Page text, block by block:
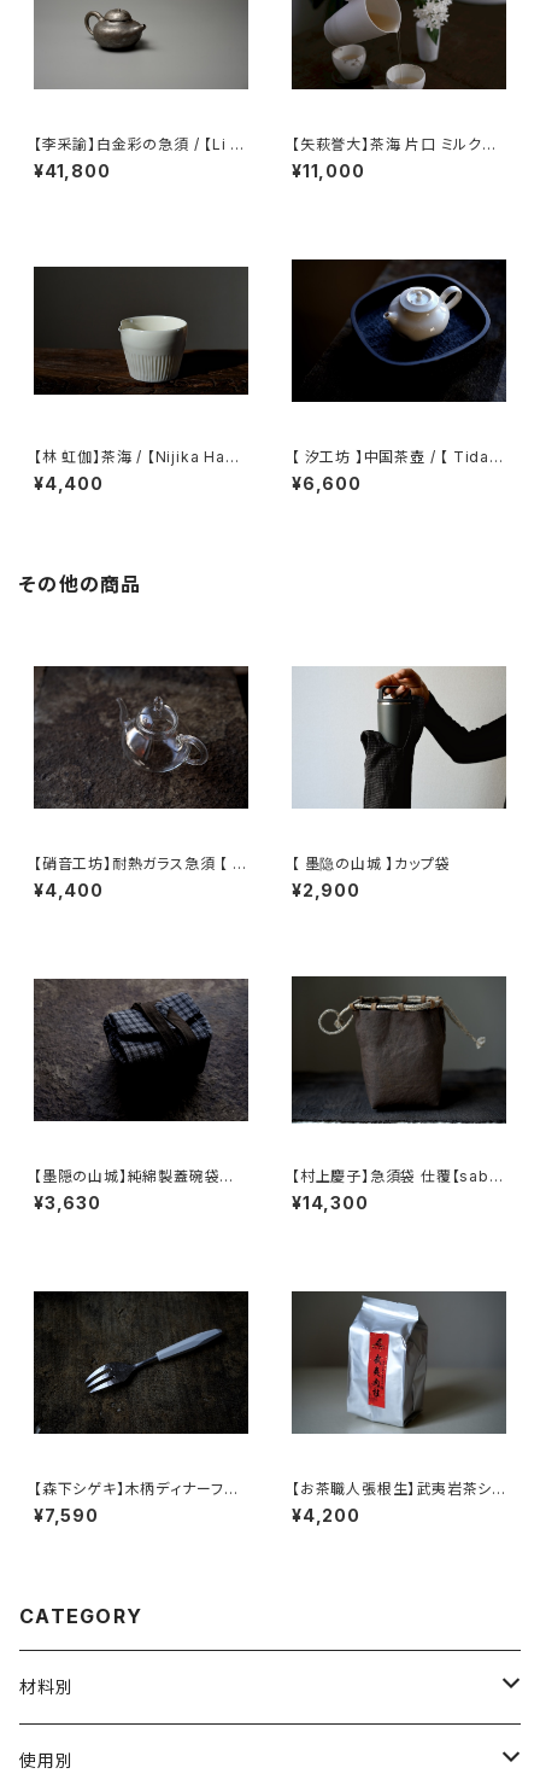
【李采諭】白金彩の急須 / 【Li C
aiyu】Platinum Decoration t
eapot
¥41,800
【矢萩誉大】茶海 片口 ミルクピ
ッチャー / 【Takahiro Yahagi】
Fair cup Katakuchi Milk pit
¥11,000
【林 虹伽】茶海 / 【Nijika Haya
shi 】tea pitcher
¥4,400
【 汐工坊 】中国茶壺 / 【 Tidal
Atelier 】Chinese teapot
¥6,600
その他の商品
【硝音工坊】耐熱ガラス急須 【 S
hione Studio】Borosilicate
glass teapot
¥4,400
【 墨隐の山城 】カップ袋
¥2,900
【墨隠の山城】純綿製蓋碗袋内【
【 墨隐の山城 】香雲紗 植物染
仕覆 めカップ袋 【 Ink & Moun
¥3,630
【村上慶子】急須袋 仕覆【sabi-
nuno】teapot bag tea cadd
y pouch
¥14,300
【森下シゲキ】木柄ディナーフォ
ーク /【Shigeki Morishita】w
ooden-handle dinner fork
¥7,590
【お茶職人張根生】武夷岩茶シリ
¥4,200
CATEGORY
材料別
陶磁器
使用別